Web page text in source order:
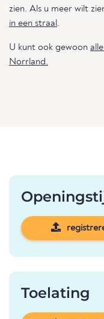
zien. Als u meer wilt
in een straal.
U kunt ook gewoon
Norrland.
Toelating